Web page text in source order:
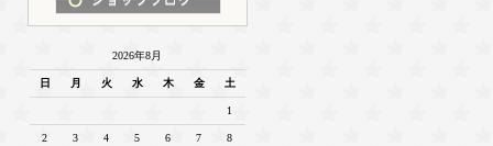
2026年8月
日 月 火 水 木 金 土
1
2 3 4 5 6 7 8